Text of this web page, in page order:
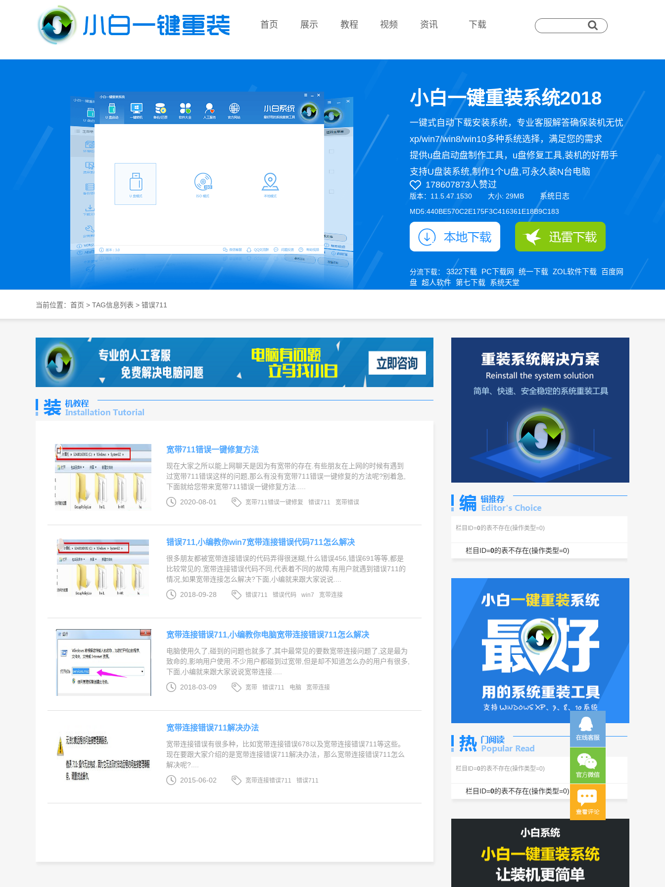
首页 展示 教程 视频 资讯 下载
小白一键重装系统2018
一键式自动下载安装系统，专业客服解答确保装机无忧
xp/win7/win8/win10多种系统选择，满足您的需求
提供u盘启动盘制作工具，u盘修复工具,装机的好帮手
支持U盘装系统,制作1个U盘,可永久装N台电脑
178607873人赞过
版本：11.5.47.1530 大小: 29MB 系统日志
MD5:440BE570C2E175F3C416361E18B9C183
分流下载： 3322下载 PC下载网 统一下载 ZOL软件下载 百度网
盘 超人软件 第七下载 系统天堂
当前位置： 首页 > TAG信息列表 > 错误711
宽带711错误一键修复方法
现在大家之所以能上网聊天是因为有宽带的存在.有些朋友在上网的时候有遇到
过宽带711错误这样的问题,那么有没有宽带711错误一键修复的方法呢?别着急,
下面就给您带来宽带711错误一键修复方法.....
2020-08-01
宽带711错误一键修复 错误711 宽带错误
错误711,小编教你win7宽带连接错误代码711怎么解决
很多朋友都被宽带连接错误的代码弄得很迷糊,什么错误456,错误691等等,都是
比较常见的,宽带连接错误代码不同,代表着不同的故障,有用户就遇到错误711的
情况,如果宽带连接怎么解决?下面,小编就来跟大家说说....
2018-09-28
错误711 错误代码 win7 宽带连接
宽带连接错误711,小编教你电脑宽带连接错误711怎么解决
电脑使用久了,碰到的问题也就多了,其中最常见的要数宽带连接问题了,这是最为
致命的,影响用户使用.不少用户都碰到过宽带,但是却不知道怎么办的用户有很多,
下面,小编就来跟大家说说宽带连接.....
2018-03-09
宽带 错误711 电脑 宽带连接
宽带连接错误711解决办法
宽带连接错误有很多种，比如宽带连接错误678以及宽带连接错误711等这些。
现在要跟大家介绍的是宽带连接错误711解决办法，那么宽带连接错误711怎么
解决呢?....
2015-06-02
宽带连接错误711 错误711
栏目ID=0 的表不存在(操作类型=0)
栏目ID=0的表不存在(操作类型=0)
栏目ID=0 的表不存在(操作类型=0)
栏目ID=0的表不存在(操作类型=0)